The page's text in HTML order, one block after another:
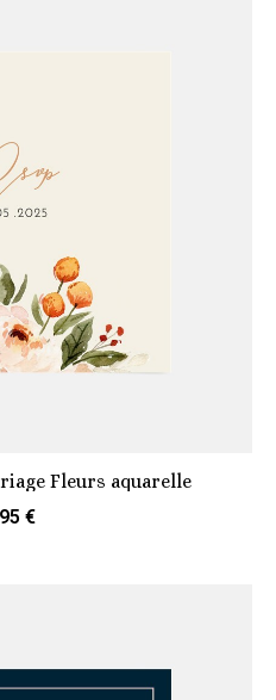
Fleurs aquarelle
€